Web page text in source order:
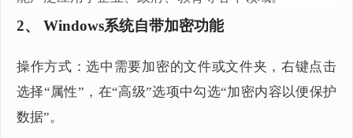
2、 Windows系统自带加密功能
操作方式：选中需要加密的文件或文件夹，右键点击
选择“属性”，在“高级”选项中勾选“加密内容以便保护
数据”。